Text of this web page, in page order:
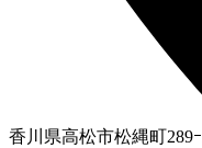
香川県高松市松縄町289